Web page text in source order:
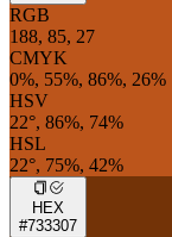
RGB
188, 85, 27
CMYK
0%, 55%, 86%, 26%
HSV
22°, 86%, 74%
HSL
22°, 75%, 42%
HEX
#733307